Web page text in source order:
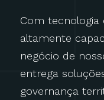
Com
altamente
negócio de
entrega
governança